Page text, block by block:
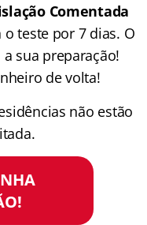
Comentada
o teste por 7 dias. O
sua preparação!
de volta!
não estão